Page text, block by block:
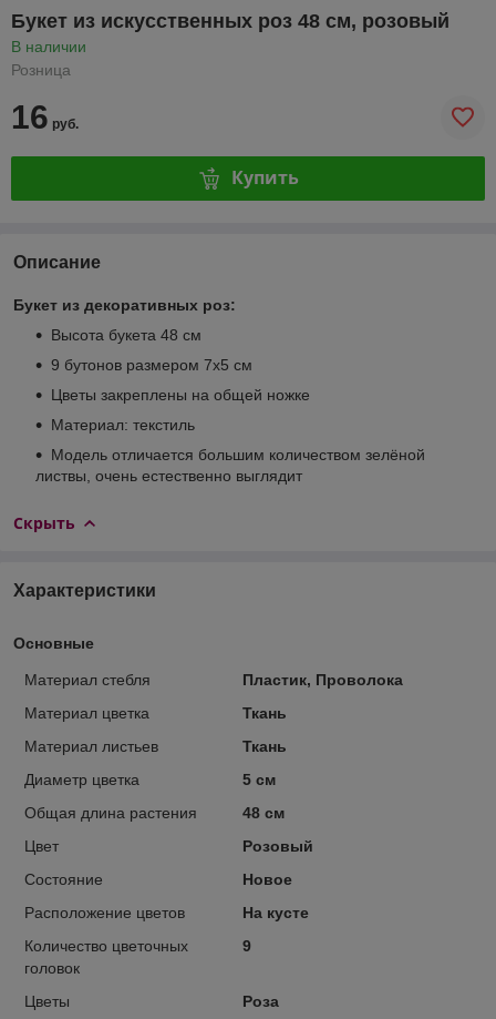
Букет из искусственных роз 48 см, розовый
В наличии
Розница
16 руб.
Купить
Описание
Букет из декоративных роз:
Высота букета 48 см
9 бутонов размером 7х5 см
Цветы закреплены на общей ножке
Материал: текстиль
Модель отличается большим количеством зелёной
листвы, очень естественно выглядит
Скрыть
Характеристики
Основные
Материал стебля
Пластик, Проволока
Материал цветка
Ткань
Материал листьев
Ткань
Диаметр цветка
5 см
Общая длина растения
48 см
Цвет
Розовый
Состояние
Новое
Расположение цветов
На кусте
Количество цветочных
головок
9
Цветы Роза